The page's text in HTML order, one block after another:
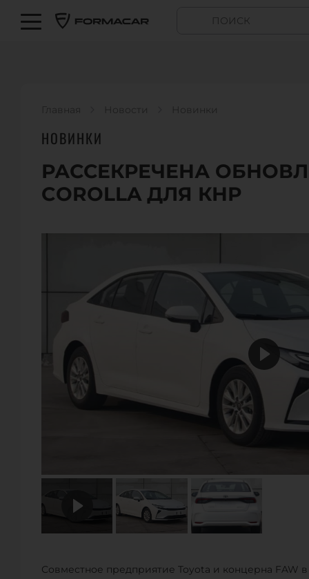
Главная Новости Новинки
НОВИНКИ
РАССЕКРЕЧЕНА
COROLLA ДЛЯ КНР
Совместное предприятие Toyota и концерна FAW